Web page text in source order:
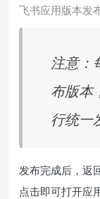
飞书应用版本发
注意：
布版本
行统一
发布完成后，返
点击即可打开应用